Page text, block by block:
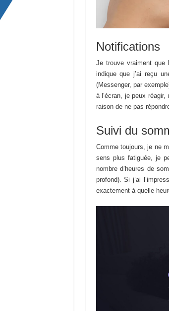
Notifications
Je trouve vraiment
indique que j’ai reçu
(Messenger, par
à l’écran, je peux
raison de ne pas
Suivi du
Comme toujours, je ne
sens plus fatiguée, je
nombre d’heures de
profond). Si j’ai
exactement à quelle